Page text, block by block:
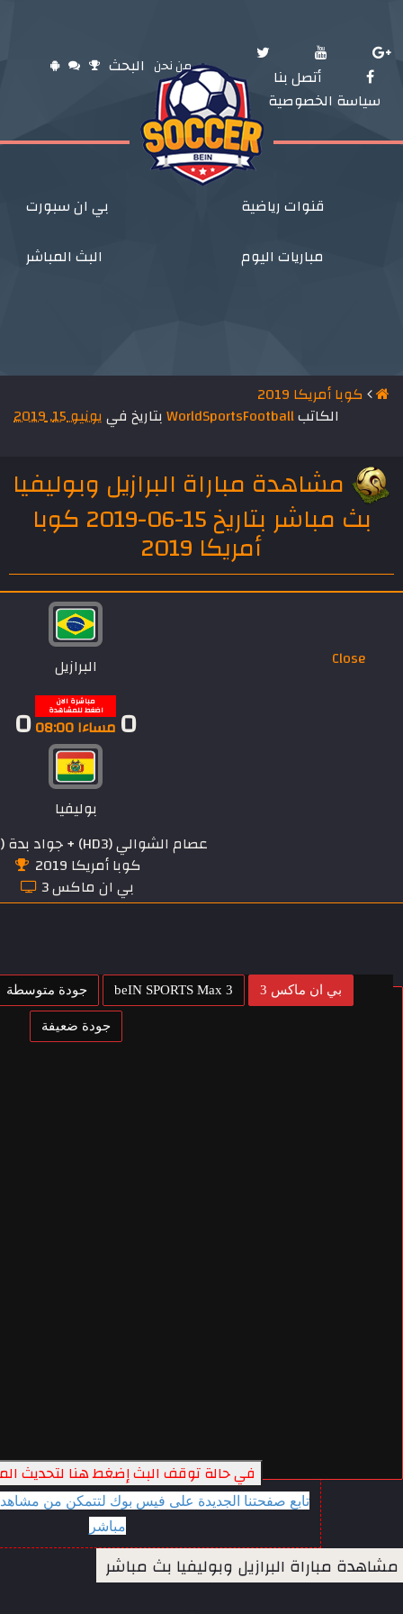
البحث من نحن
أتصل بنا
سياسة الخصوصية
بي ان سبورت
البث المباشر
قنوات رياضية
مباريات اليوم
كوبا أمريكا 2019
الكاتبWorldSportsFootballبتاريخ فييونيو 15, 2019
مشاهدة مباراة البرازيل وبوليفيا
بث مباشر بتاريخ 15-06-2019 كوبا
أمريكا 2019
Close البرازيل
0 مباشرة الان
اضغط للمشاهدة
مساءا 08:00 0
بوليفيا
عصام الشوالي (HD3) + جواد بدة (HD4)
كوبا أمريكا 2019
بي ان ماكس 3
بي ان ماكس 3 beIN SPORTS Max 3 جودة متوسطة
جودة ضعيفة
في حالة توقف البث إضغط هنا لتحديث
تابع صفحتنا الجديدة على فيس بوك لتتمكن من
مباشر
مشاهدة مباراة البرازيل وبوليفيا بث مباشر